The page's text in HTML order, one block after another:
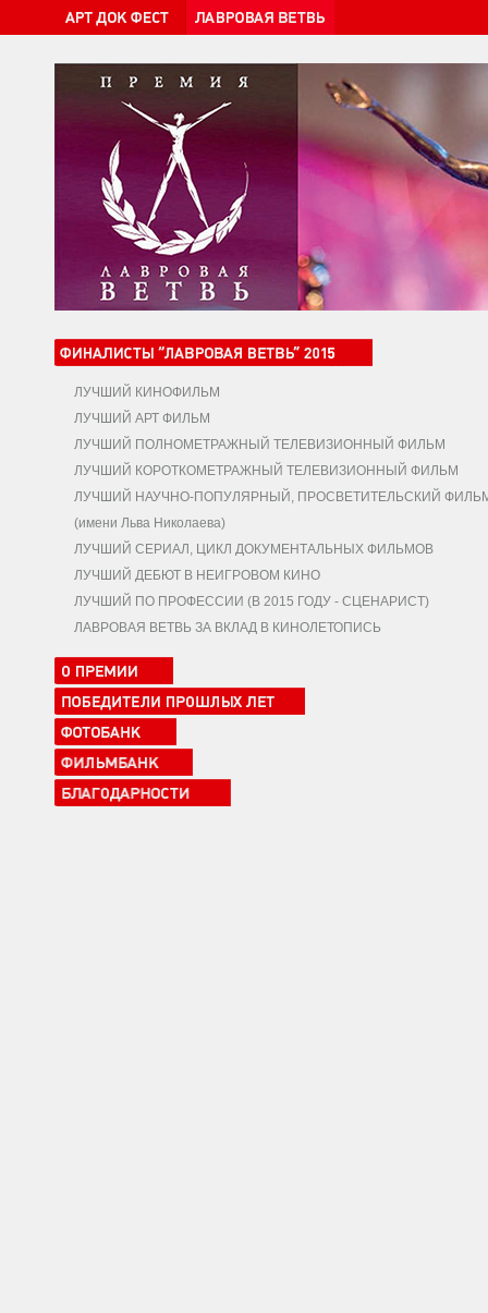
ЛУЧШИЙ КИНОФИЛЬМ
ЛУЧШИЙ АРТ ФИЛЬМ
ЛУЧШИЙ ПОЛНОМЕТРАЖНЫЙ ТЕЛЕВИЗИОННЫЙ ФИЛЬМ
ЛУЧШИЙ КОРОТКОМЕТРАЖНЫЙ ТЕЛЕВИЗИОННЫЙ ФИЛЬМ
ЛУЧШИЙ НАУЧНО-ПОПУЛЯРНЫЙ, ПРОСВЕТИТЕЛЬСКИЙ
(имени Льва Николаева)
ЛУЧШИЙ СЕРИАЛ, ЦИКЛ ДОКУМЕНТАЛЬНЫХ ФИЛЬМОВ
ЛУЧШИЙ ДЕБЮТ В НЕИГРОВОМ КИНО
ЛУЧШИЙ ПО ПРОФЕССИИ (В 2015 ГОДУ - СЦЕНАРИСТ)
ЛАВРОВАЯ ВЕТВЬ ЗА ВКЛАД В КИНОЛЕТОПИСЬ